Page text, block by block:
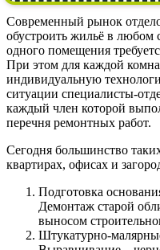
Современный рынок
обустроить жильё в любом
одного помещения
При этом для каждой
индивидуальную
ситуации специалисты-
каждый член которой
перечня ремонтных работ.
Сегодня большинство
квартирах, офисах и
Подготовка
Демонтаж старой
выносом
Штукатурно-